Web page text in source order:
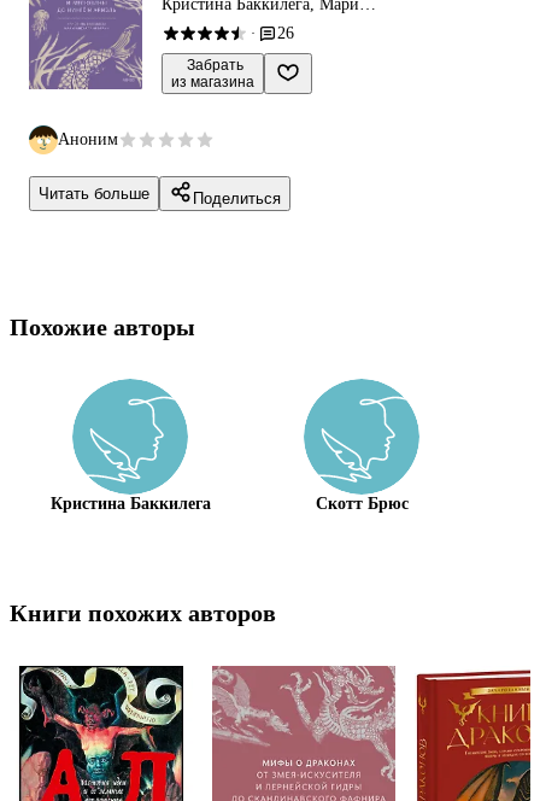
Кристина Баккилега, Мари
Алохалани Браун
· 26
Забрать
из магазина
Аноним
Читать больше Поделиться
Похожие авторы
Кристина Баккилега Скотт Брюс
Книги похожих авторов